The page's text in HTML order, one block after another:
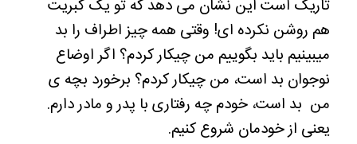
تاریک است این نشان می دهد که تو یک کبریت
هم روشن نکرده ای! وقتی همه چیز اطراف را بد
میبینیم باید بگوییم من چیکار کردم؟ اگر اوضاع
نوجوان بد است، من چیکار کردم؟ برخورد بچه ی
من بد است، خودم چه رفتاری با پدر و مادر دارم.
یعنی از خودمان شروع کنیم.